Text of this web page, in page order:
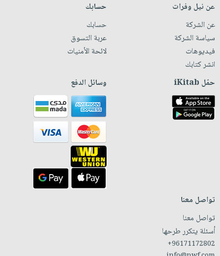
عن نيل وفرات
عن الشركة
سياسة الشركة
فيديوهات
انشر كتابك
حسابك
حسابك
عربة التسوق
لائحة الأمنيات
حمّل iKitab وسائل الدفع
تواصل معنا
تواصل معنا
أسئلة يتكرر طرحها
+96171172802